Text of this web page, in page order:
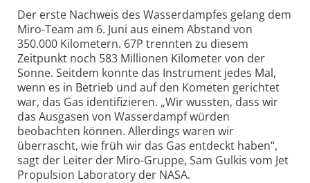
Der erste Nachweis des Wasserdampfes gelang dem
Miro-Team am 6. Juni aus einem Abstand von
350.000 Kilometern. 67P trennten zu diesem
Zeitpunkt noch 583 Millionen Kilometer von der
Sonne. Seitdem konnte das Instrument jedes Mal,
wenn es in Betrieb und auf den Kometen gerichtet
war, das Gas identifizieren. „Wir wussten, dass wir
das Ausgasen von Wasserdampf würden
beobachten können. Allerdings waren wir
überrascht, wie früh wir das Gas entdeckt haben“,
sagt der Leiter der Miro-Gruppe, Sam Gulkis vom Jet
Propulsion Laboratory der NASA.